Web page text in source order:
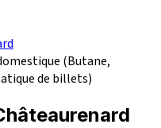
(Butane,
de billets)